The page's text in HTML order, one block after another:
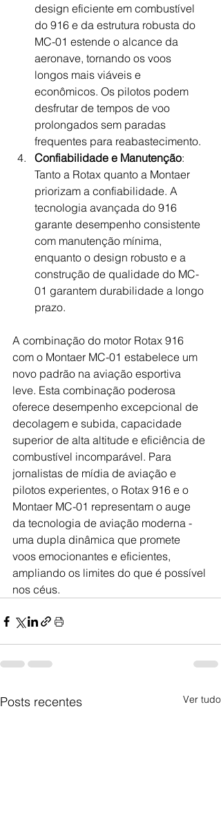
design eficiente em combustível
do 916 e da estrutura robusta do
MC-01 estende o alcance da
aeronave, tornando os voos
longos mais viáveis e
econômicos. Os pilotos podem
desfrutar de tempos de voo
prolongados sem paradas
frequentes para reabastecimento.
Confiabilidade e Manutenção:
Tanto a Rotax quanto a Montaer
priorizam a confiabilidade. A
tecnologia avançada do 916
garante desempenho consistente
com manutenção mínima,
enquanto o design robusto e a
construção de qualidade do MC-
01 garantem durabilidade a longo
prazo.
A combinação do motor Rotax 916
com o Montaer MC-01 estabelece um
novo padrão na aviação esportiva
leve. Esta combinação poderosa
oferece desempenho excepcional de
decolagem e subida, capacidade
superior de alta altitude e eficiência de
combustível incomparável. Para
jornalistas de mídia de aviação e
pilotos experientes, o Rotax 916 e o
Montaer MC-01 representam o auge
da tecnologia de aviação moderna -
uma dupla dinâmica que promete
voos emocionantes e eficientes,
ampliando os limites do que é possível
nos céus.
Posts recentes Ver tudo